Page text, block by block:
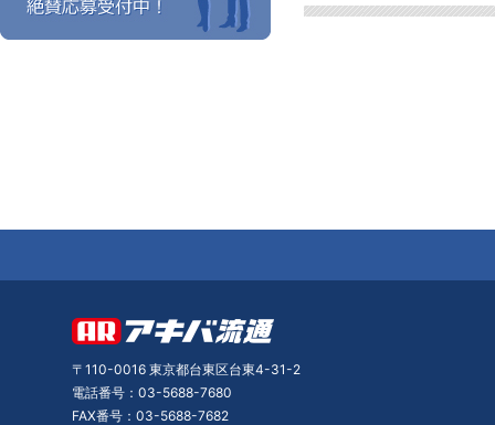
〒110-0016 東京都台東区台東4-31-2
電話番号：03-5688-7680
FAX番号：03-5688-7682